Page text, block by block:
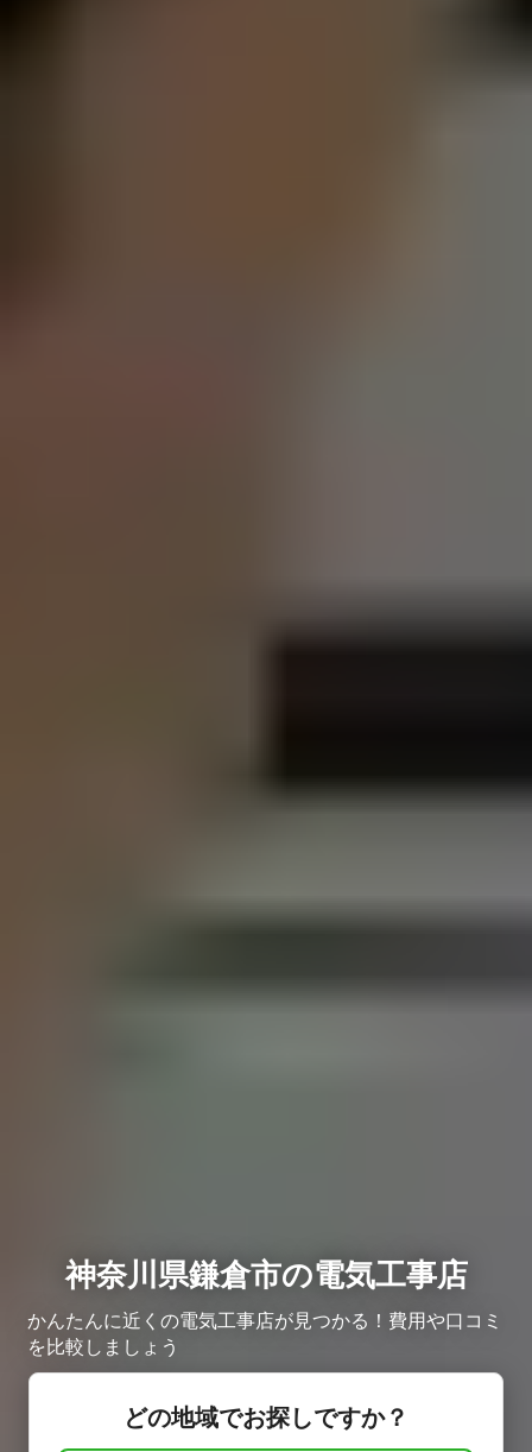
神奈川県鎌倉市の電気工事店
かんたんに近くの電気工事店が見つかる！費用や口コミ
を比較しましょう
どの地域でお探しですか？